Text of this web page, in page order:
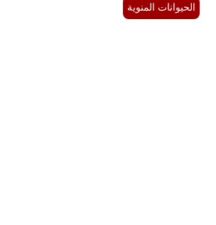
الحيوانات المنوية